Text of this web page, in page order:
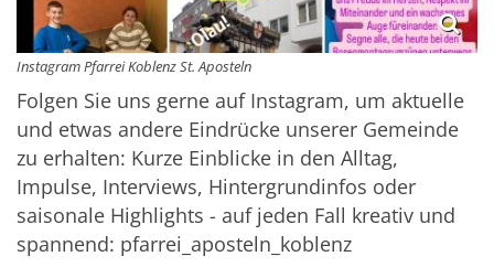
Instagram Pfarrei Koblenz St. Aposteln
Folgen Sie uns gerne auf Instagram, um aktuelle
und etwas andere Eindrücke unserer Gemeinde
zu erhalten: Kurze Einblicke in den Alltag,
Impulse, Interviews, Hintergrundinfos oder
saisonale Highlights - auf jeden Fall kreativ und
spannend: pfarrei_aposteln_koblenz